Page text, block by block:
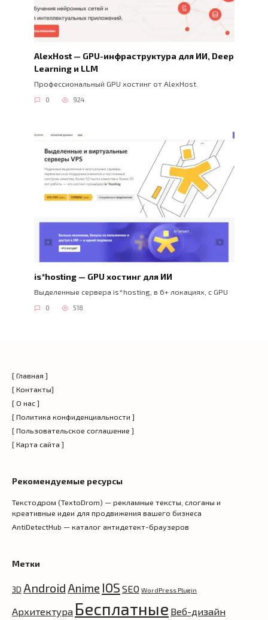
AlexHost — GPU-инфраструктура для ИИ, Deep
Learning и LLM
Профессиональный GPU хостинг от AlexHost.
0 924
is*hosting — GPU хостинг для ИИ
Выделенные сервера is*hosting, в 6+ локациях, с GPU
0 518
[ Главная ]
[ Контакты]
[ О нас ]
[ Политика конфиденциальности ]
[ Пользовательское соглашение ]
[ Карта сайта ]
Рекомендуемые ресурсы
Текстодром (TextoDrom) — рекламные тексты, слоганы и
креативные идеи для продвижения вашего бизнеса
AntiDetectHub — каталог антидетект-браузеров
Метки
3D Android Anime IOS SEO WordPress Plugin
Архитектура Бесплатные Веб-дизайн